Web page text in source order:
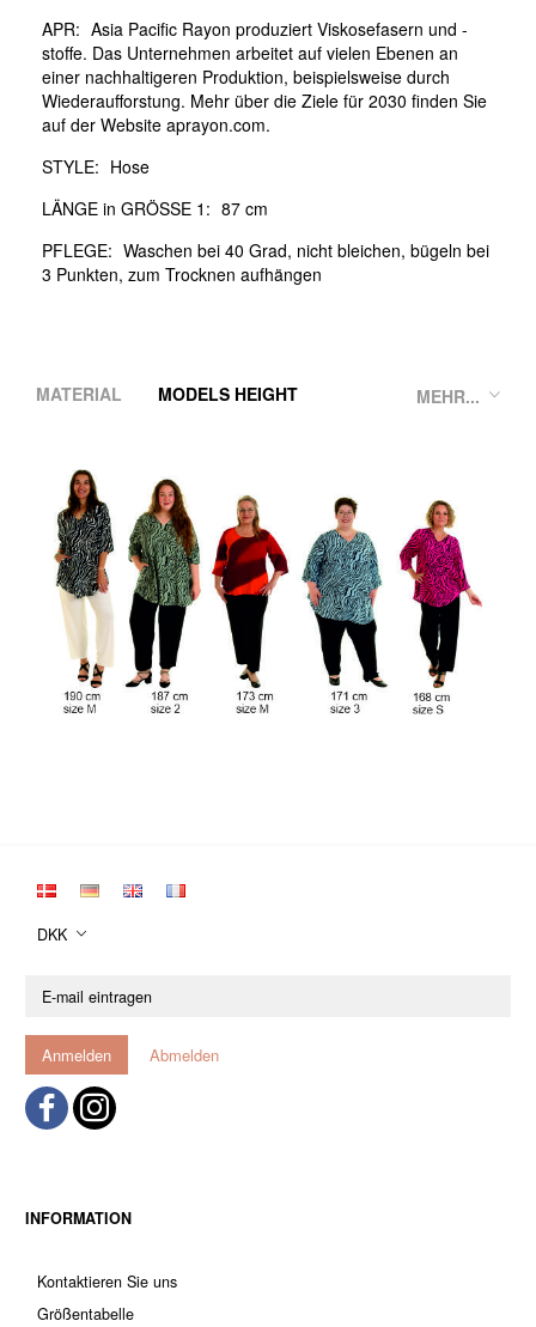
APR: Asia Pacific Rayon produziert Viskosefasern und -
stoffe. Das Unternehmen arbeitet auf vielen Ebenen an
einer nachhaltigeren Produktion, beispielsweise durch
Wiederaufforstung. Mehr über die Ziele für 2030 finden Sie
auf der Website aprayon.com.
STYLE: Hose
LÄNGE in GRÖSSE 1: 87 cm
PFLEGE: Waschen bei 40 Grad, nicht bleichen, bügeln bei
3 Punkten, zum Trocknen aufhängen
MEHR...
MATERIAL MODELS HEIGHT
DKK
mail
Anmelden Abmelden
INFORMATION
Kontaktieren Sie uns
Größentabelle